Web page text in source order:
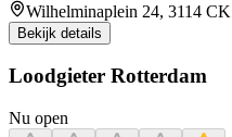
Wilhelminaplein 24, 3114
Bekijk details
Loodgieter Rotterdam
Nu open